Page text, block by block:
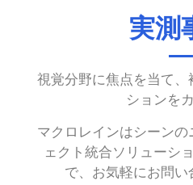
実測
視覚分野に焦点を当て
ションを
マクロレインはシーン
ェクト統合ソリューシ
で、お気軽にお問い